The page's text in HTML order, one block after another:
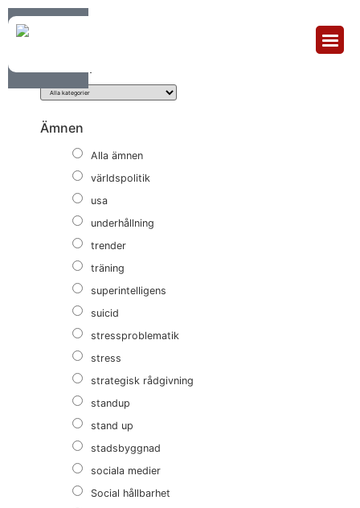
Kategori
Ämnen
Alla ämnen
världspolitik
usa
underhållning
trender
träning
superintelligens
suicid
stressproblematik
stress
strategisk rådgivning
standup
stand up
stadsbyggnad
sociala medier
Social hållbarhet